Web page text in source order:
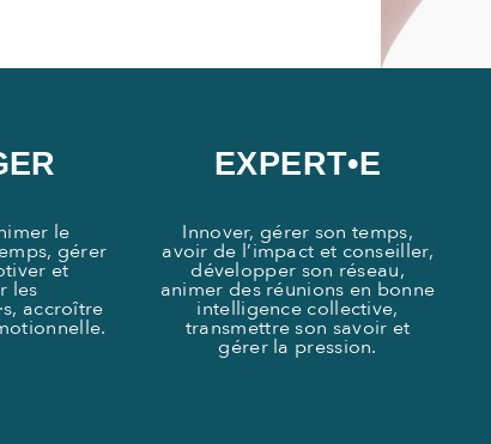
le
gérer
et
les
accroître
EXPERT•E
Innover, gérer son temps,
avoir de l’impact et conseiller,
développer son réseau,
animer des réunions en bonne
intelligence collective,
transmettre son savoir et
gérer la pression.